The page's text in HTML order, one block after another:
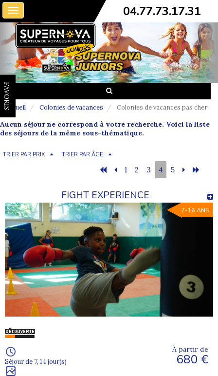
Toggle
navigation
04.77.73.17.31
FAVORIS
Accueil Colonies de vacances Colonies de vacances pas cher
Aucun séjour ne correspond à votre recherche. Voici la liste
des séjours de la même sous-thématique.
TRIER PAR PRIX TRIER PAR ÂGE
1 2 3 4 5
FIGHT EXPERIENCE
7-16 ANS
Séjour de 7, 14 jour(s)
À partir de
680 €